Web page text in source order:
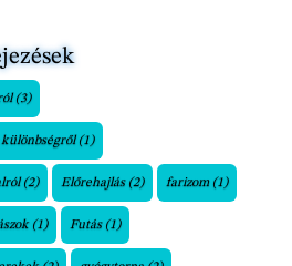
(3)
különbségről(1)
(2) Előrehajlás(2) farizom(1)
(1) Futás(1)